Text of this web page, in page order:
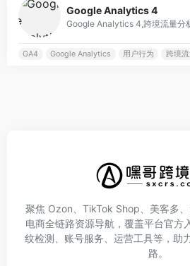
Google Analytics 4
Google Analytics 4,跨境流量分
GA4 Google Analytics 用户行为 跨境
聚焦 Ozon、TikTok Shop、美客多
电商全链路资源导航，覆盖平台官方
纹检测、账号服务、运营工具等，助
路。